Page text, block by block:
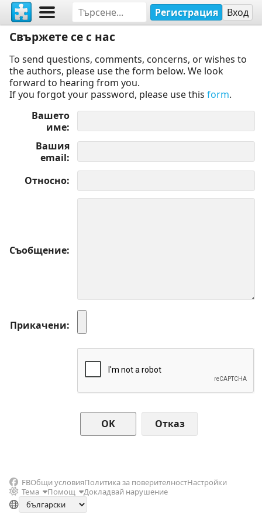
Регистрация Вход
Свържете се с нас
To send questions, comments, concerns, or wishes to
the authors, please use the form below. We look
forward to hearing from you.
If you forgot your password, please use this form.
Вашето
име
Вашия
email
Относно
Съобщение
Прикачени
Отказ
FBОбщи условияПолитика за поверителностНастройки
Тема
Помощ Докладвай нарушение